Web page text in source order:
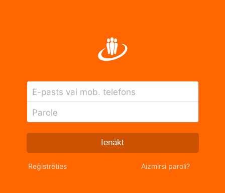
E-pasts vai mob. telefons
Parole
Ienākt
Reģistrēties Aizmirsi paroli?